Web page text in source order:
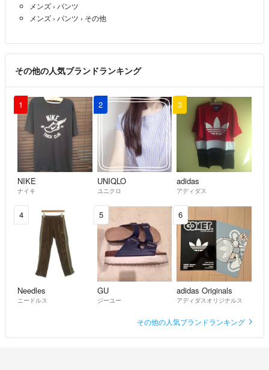
メンズ › パンツ
メンズ › パンツ › その他
その他の人気ブランドランキング
1
NIKE
ナイキ
2
UNIQLO
ユニクロ
3
adidas
アディダス
4
Needles
ニードルス
5
GU
ジーユー
6
adidas Originals
アディダスオリジナルス
その他の人気ブランドランキング